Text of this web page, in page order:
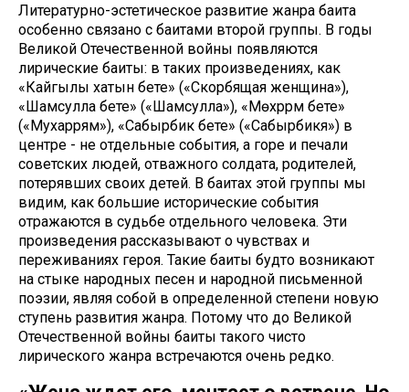
Литературно-эстетическое развитие жанра баита
особенно связано с баитами второй группы. В годы
Великой Отечественной войны появляются
лирические баиты: в таких произведениях, как
«Кайгылы хатын бәете» («Скорбящая женщина»),
«Шамсулла бәете» («Шамсулла»), «Мөхәррәм бәете»
(«Мухаррям»), «Сабырбикә бәете» («Сабырбикя») в
центре - не отдельные события, а горе и печали
советских людей, отважного солдата, родителей,
потерявших своих детей. В баитах этой группы мы
видим, как большие исторические события
отражаются в судьбе отдельного человека. Эти
произведения рассказывают о чувствах и
переживаниях героя. Такие баиты будто возникают
на стыке народных песен и народной письменной
поэзии, являя собой в определенной степени новую
ступень развития жанра. Потому что до Великой
Отечественной войны баиты такого чисто
лирического жанра встречаются очень редко.